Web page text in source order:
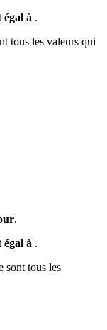
égal à .
tous les valeurs qui
.
égal à .
sont tous les